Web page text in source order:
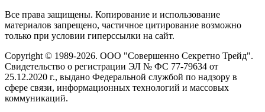
Все права защищены. Копирование и использование
материалов запрещено, частичное цитирование возможно
только при условии гиперссылки на сайт.
Copyright © 1989-2026. ООО "Совершенно Секретно Трейд".
Свидетельство о регистрации ЭЛ № ФС 77-79634 от
25.12.2020 г., выдано Федеральной службой по надзору в
сфере связи, информационных технологий и массовых
коммуникаций.